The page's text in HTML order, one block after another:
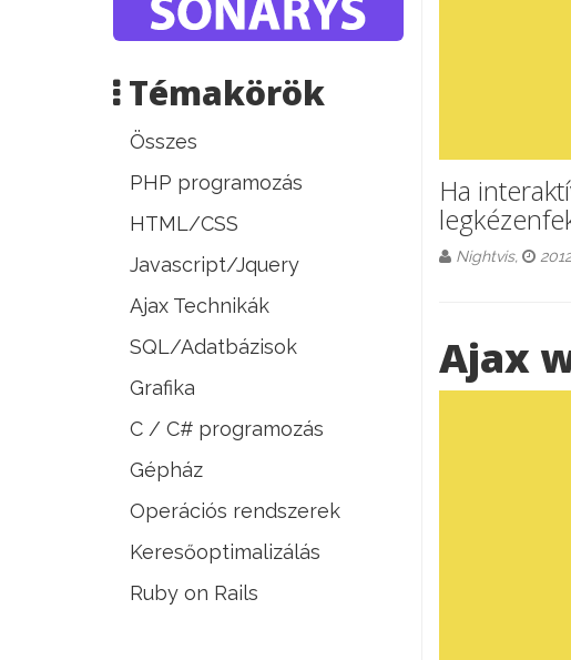
Témakörök
Összes
PHP programozás
HTML/CSS
Javascript/Jquery
Ajax Technikák
SQL/Adatbázisok
Grafika
C / C# programozás
Gépház
Operációs rendszerek
Keresőoptimalizálás
Ruby on Rails
Ha
Nightvis,
Ajax